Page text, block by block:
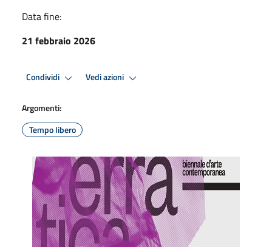
Data fine:
21 febbraio 2026
Condividi Vedi azioni
Argomenti:
Tempo libero